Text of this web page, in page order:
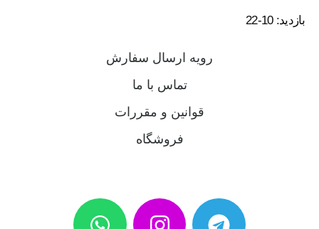
بازدید: 10-22
رویه ارسال سفارش
تماس با ما
قوانین و مقررات
فروشگاه